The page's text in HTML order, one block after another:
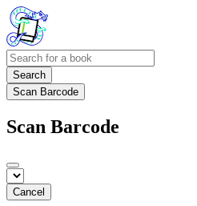
Search
Scan Barcode
Scan Barcode
Cancel